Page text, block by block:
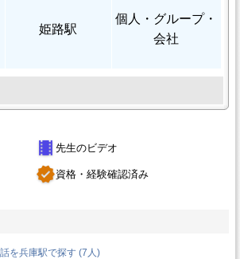
姫路駅
個人
・グループ・
会社
theaters 先生のビデオ
verified資格・経験確認済み
を兵庫駅で探す (7人)